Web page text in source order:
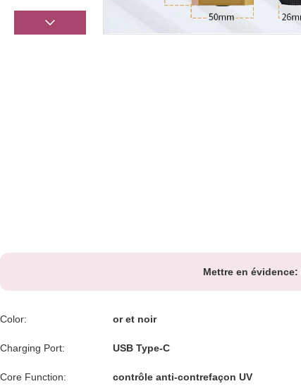
Mettre en évidence:
Color: or et noir
Charging Port: USB Type-C
Core Function: contrôle anti-contrefaçon UV